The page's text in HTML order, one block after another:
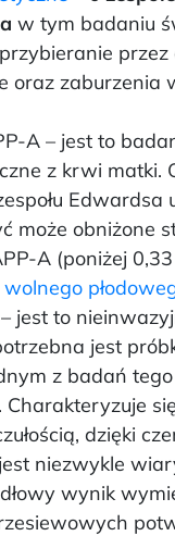
w tym badaniu
przez
oraz zaburzenia
A – jest to
z krwi matki.
Edwardsa
może obniżone
A (poniżej
jest to
jest
z badań
. Charakteryzuje
dzięki
niezwykle
wynik